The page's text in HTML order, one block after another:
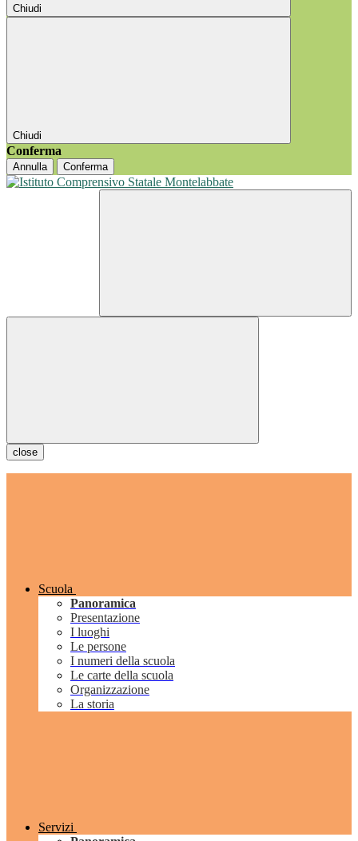
Chiudi
Chiudi
Conferma
Annulla Conferma
close
Scuola
Panoramica
Presentazione
I luoghi
Le persone
I numeri della scuola
Le carte della scuola
Organizzazione
La storia
Servizi